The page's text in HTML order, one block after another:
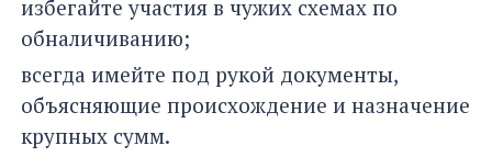
избегайте участия в чужих схемах по
обналичиванию;
всегда имейте под рукой документы,
объясняющие происхождение и назначение
крупных сумм.